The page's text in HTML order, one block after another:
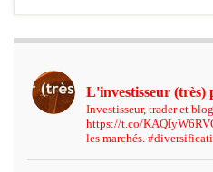
L'investisseur (très)
Investisseur, trader et
https://t.co/
les marchés.